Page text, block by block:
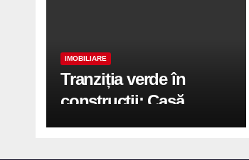
IMOBILIARE
Tranziția verde în
construcții: Casă
modernă cu structură